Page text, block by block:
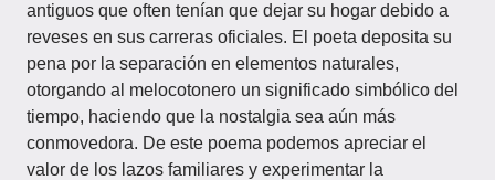
antiguos que often tenían que dejar su hogar debido a
reveses en sus carreras oficiales. El poeta deposita su
pena por la separación en elementos naturales,
otorgando al melocotonero un significado simbólico del
tiempo, haciendo que la nostalgia sea aún más
conmovedora. De este poema podemos apreciar el
valor de los lazos familiares y experimentar la